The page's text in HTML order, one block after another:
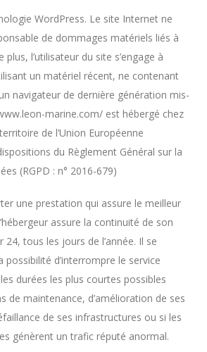
WordPress. Le site Internet ne
de dommages matériels liés à
plus, l’utilisateur du site s’engage à
un matériel récent, ne contenant
navigateur de dernière génération mis-
marine.com/ est hébergé chez
de l’Union Européenne
du Règlement Général sur la
(RGPD : n° 2016-679)
une prestation qui assure le meilleur
assure la continuité de son
24, tous les jours de l’année. Il se
possibilité d’interrompre le service
durées les plus courtes possibles
de maintenance, d’amélioration de ses
de ses infrastructures ou si les
génèrent un trafic réputé anormal.